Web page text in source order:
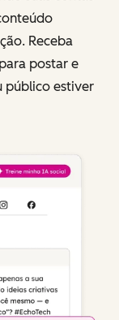
Receba
postar e
público estiver